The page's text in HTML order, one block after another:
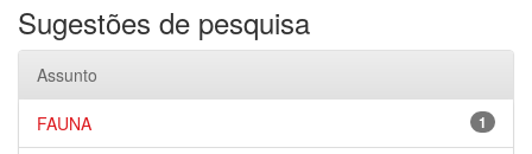
Sugestões de pesquisa
Assunto
1
FAUNA